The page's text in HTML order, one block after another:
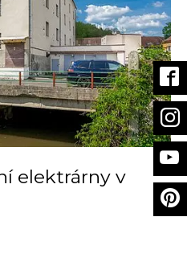
elektrárny v